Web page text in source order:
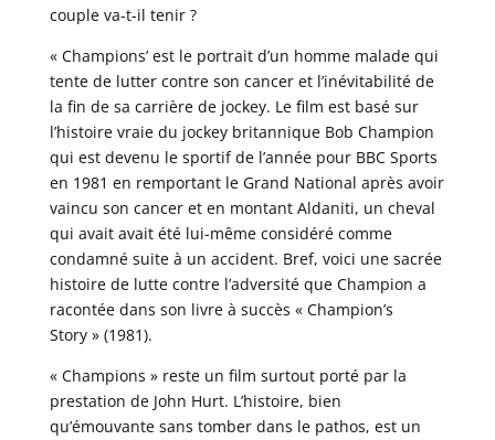
couple va-t-il tenir ?
« Champions’ est le portrait d’un homme malade qui
tente de lutter contre son cancer et l’inévitabilité de
la fin de sa carrière de jockey. Le film est basé sur
l’histoire vraie du jockey britannique Bob Champion
qui est devenu le sportif de l’année pour BBC Sports
en 1981 en remportant le Grand National après avoir
vaincu son cancer et en montant Aldaniti, un cheval
qui avait avait été lui-même considéré comme
condamné suite à un accident. Bref, voici une sacrée
histoire de lutte contre l’adversité que Champion a
racontée dans son livre à succès « Champion’s
Story » (1981).
« Champions » reste un film surtout porté par la
prestation de John Hurt. L’histoire, bien
qu’émouvante sans tomber dans le pathos, est un